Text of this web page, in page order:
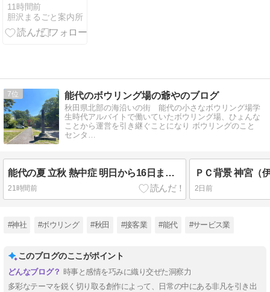
開催
11時間前
胆沢まるごと案内所
7 能代のボウリング場の爺やのブログ
秋田県北部の海沿いの街 能代の小さなボウリング場学
生時代アルバイトで働いていたボウリング場、ひょんな
ことから運営を引き継ぐことになり ボウリングのこと
センタ…
能代の夏 立秋 熱中症 明日から16日まで お盆特別営業期間 笑顔でお迎え 笑顔でお見送り 夏の思い出作り ボウリング沼 バッティング沼
21時間前 2日前
#神社 #ボウリング #秋田 #接客業 #能代 #サービス業
このブログのここがポイント
時事と感情を巧みに織り交ぜた洞察力
多彩なテーマを鋭く切り取る創作によって、日常の中にある非凡を引き出